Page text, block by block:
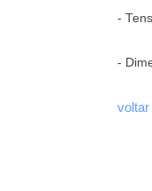
-
-
voltar